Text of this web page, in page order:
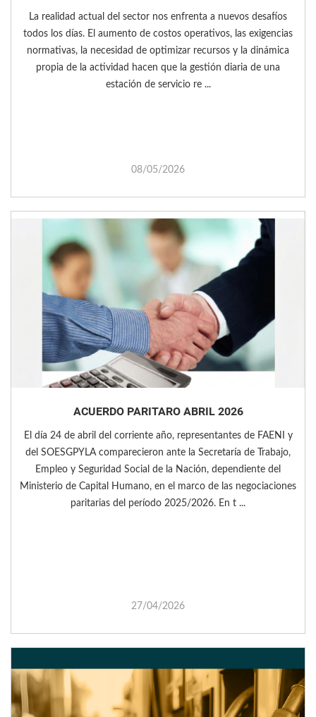
La realidad actual del sector nos enfrenta a nuevos desafíos
todos los días. El aumento de costos operativos, las exigencias
normativas, la necesidad de optimizar recursos y la dinámica
propia de la actividad hacen que la gestión diaria de una
estación de servicio re ...
08/05/2026
ACUERDO PARITARO ABRIL 2026
El día 24 de abril del corriente año, representantes de FAENI y
del SOESGPYLA comparecieron ante la Secretaría de Trabajo,
Empleo y Seguridad Social de la Nación, dependiente del
Ministerio de Capital Humano, en el marco de las negociaciones
paritarias del período 2025/2026. En t ...
27/04/2026